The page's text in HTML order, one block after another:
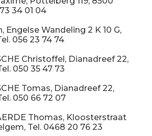
34 01 04
Engelse Wandeling 2 K 10 G,
056 23 74 74
Christoffel, Dianadreef 22,
050 35 47 73
Tomas, Dianadreef 22,
050 66 72 07
Thomas, Kloosterstraat
Tel. 0468 20 76 23